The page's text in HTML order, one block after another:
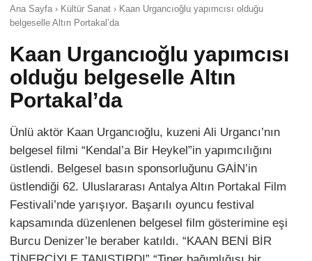
Ana Sayfa › Kültür Sanat › Kaan Urgancıoğlu yapımcısı olduğu
belgeselle Altın Portakal’da
Kaan Urgancıoğlu yapımcısı
olduğu belgeselle Altın
Portakal’da
Ünlü aktör Kaan Urgancıoğlu, kuzeni Ali Urgancı’nın
belgesel filmi “Kendal’a Bir Heykel”in yapımcılığını
üstlendi. Belgesel basın sponsorluğunu GAİN’in
üstlendiği 62. Uluslararası Antalya Altın Portakal Film
Festivali’nde yarışıyor. Başarılı oyuncu festival
kapsamında düzenlenen belgesel film gösterimine eşi
Burcu Denizer’le beraber katıldı. “KAAN BENİ BİR